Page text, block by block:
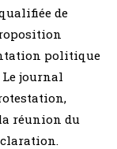
de
politique
journal
réunion du